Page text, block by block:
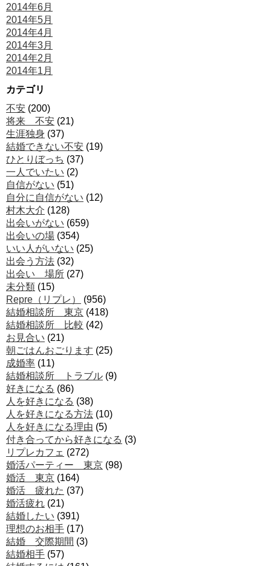
2014年6月
2014年5月
2014年4月
2014年3月
2014年2月
2014年1月
カテゴリ
不安 (200)
将来 不安 (21)
生涯独身 (37)
結婚できない不安 (19)
ひとりぼっち (37)
一人でいたい (2)
自信がない (51)
自分に自信がない (12)
村木大介 (128)
出会いがない (659)
出会いの場 (354)
いい人がいない (25)
出会う方法 (32)
出会い 場所 (27)
未分類 (15)
Repre（リプレ）
(956)
結婚相談所 東京 (418)
結婚相談所 比較 (42)
お見合い (21)
朝ごはんおごります (25)
成婚率 (11)
結婚相談所 トラブル (9)
好きになる (86)
人を好きになる (38)
人を好きになる方法 (10)
人を好きになる理由 (5)
付き合ってから好きになる (3)
リプレカフェ (272)
婚活パーティー 東京 (98)
婚活 東京 (164)
婚活 疲れた (37)
婚活疲れ (21)
結婚したい (391)
理想のお相手 (17)
結婚 交際期間 (3)
結婚相手 (57)